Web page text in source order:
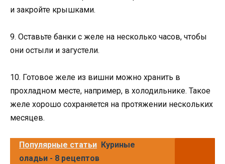
и закройте крышками.
9. Оставьте банки с желе на несколько часов, чтобы
они остыли и загустели.
10. Готовое желе из вишни можно хранить в
прохладном месте, например, в холодильнике. Такое
желе хорошо сохраняется на протяжении нескольких
месяцев.
Популярные статьи Куриные
оладьи - 8 рецептов